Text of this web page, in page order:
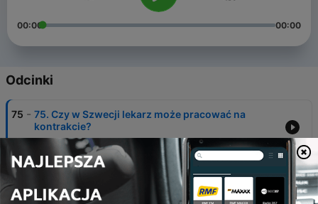
00:00 00:00
Odcinki
75 - 75. Czy w Szwecji lekarz może pracować na
kontrakcie?
16 maj 2026
74 - 74. Bilanse i szczepienia - Szwecja w czołówce
opieki na dzieckiem zdrowym
19 kwi 2026